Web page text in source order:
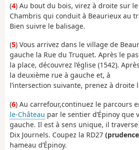
(4) Au bout du bois, virez à droite sur
Chambris qui conduit à Beaurieux au
Bien suivre le balisage.
(5) Vous arrivez dans le village de
gauche la Rue du Truquet. Après le
la place, découvrez l’église (1542).
la deuxième rue à gauche et, à
l’intersection suivante, prenez à droite
(6) Au carrefour,continuez le parcours
le-Château par le sentier d’Épinoy que
gauche. Il est à sens unique, il
Dix Journels. Coupez la RD27
hameau d’Épinoy.